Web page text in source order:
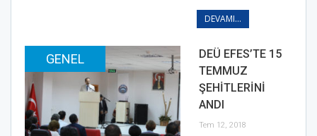
DEVAMI...
GENEL
DEÜ EFES’TE 15
TEMMUZ
ŞEHİTLERİNİ
ANDI
Tem 12, 2018